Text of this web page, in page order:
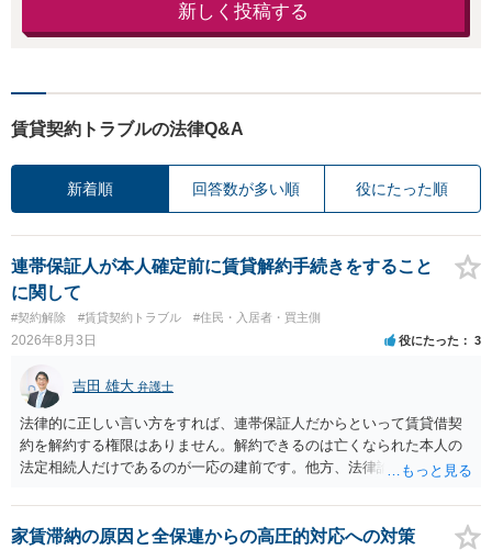
新しく投稿する
賃貸契約トラブルの法律Q&A
新着順 回答数が多い順 役にたった順
連帯保証人が本人確定前に賃貸解約手続きをすること
に関して
#契約解除 #賃貸契約トラブル #住民・入居者・買主側
2026年8月3日 役にたった 3
吉田 雄大 弁護士
法律的に正しい言い方をすれば、連帯保証人だからといって賃貸借契
約を解約する権限はありません。解約できるのは亡くなられた本人の
法定相続人だけであるのが一応の建前です。他方、法律論はさてお
する動機づけがなくなります。 今回進められつつある手続はあくまで
も、建物を賃貸人に一日も早く明け渡すための便宜的方法として理解
家賃滞納の原因と全保連からの高圧的対応への対策